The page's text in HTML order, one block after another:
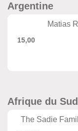
Argentine
Matias
15,00
Afrique du Sud
The Sadie